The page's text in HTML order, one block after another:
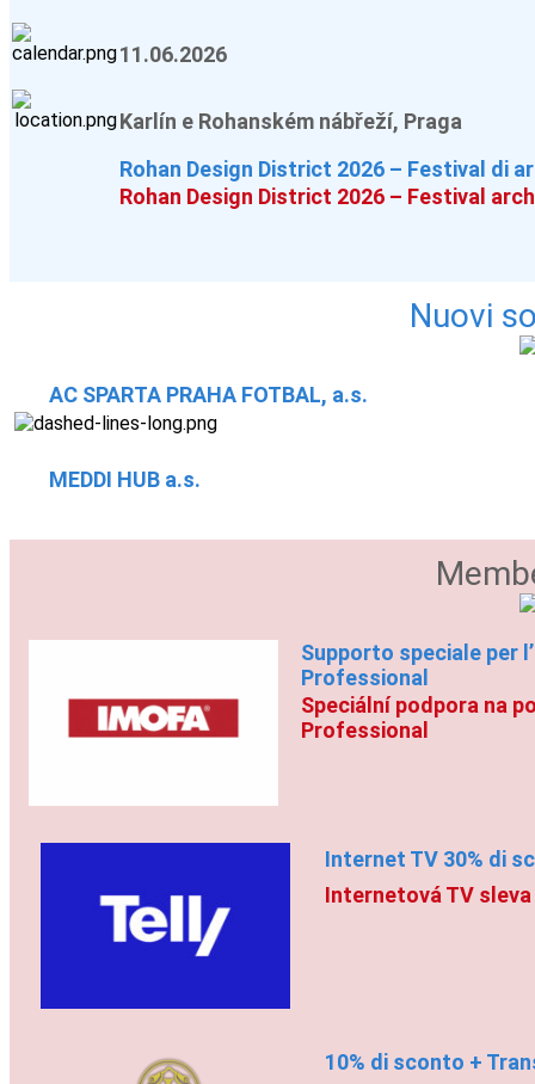
11.06.2026
Karlín e Rohanském nábřeží, Praga
Rohan Design District 2026 – Festival di
Rohan Design District 2026 – Festival
Nuovi
AC SPARTA PRAHA FOTBAL, a.s.
MEDDI HUB a.s.
Supporto speciale per
Professional
Speciální podpora na
Professional
Internet TV 30% di
Internetová TV sleva
10% di sconto +